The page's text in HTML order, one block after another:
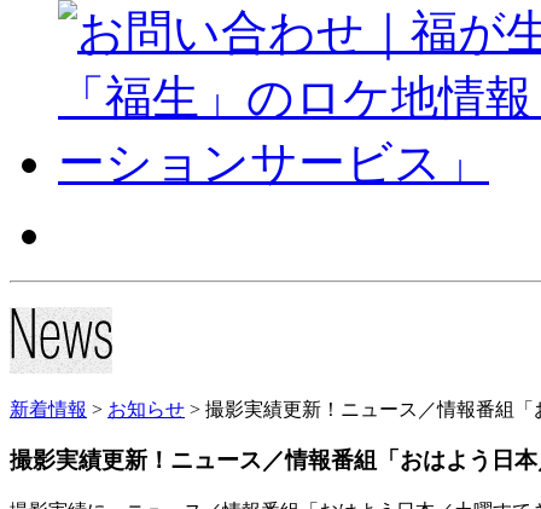
新着情報 > お知らせ > 撮影実績更新！ニュース／情報番組
撮影実績更新！ニュース／情報番組「おはよう日